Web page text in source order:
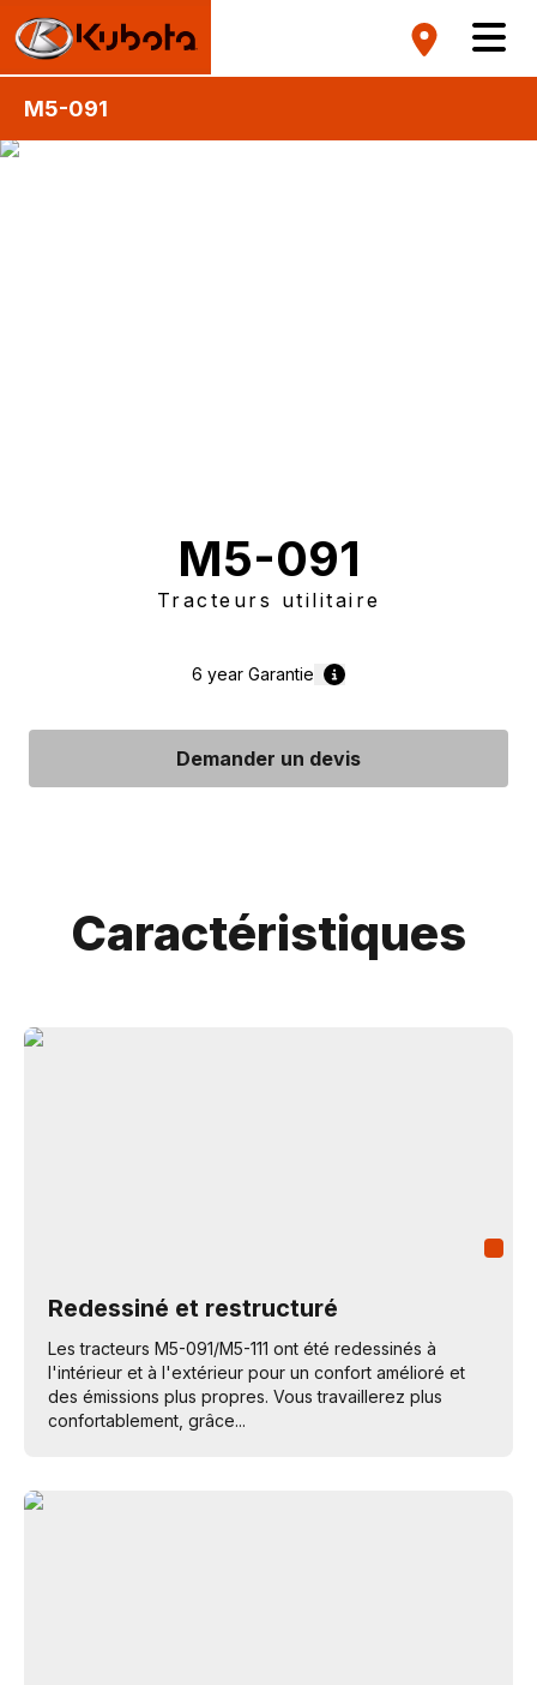
M5-091
M5-091
Tracteurs utilitaire
6 year Garantie
Demander un devis
Caractéristiques
Redessiné et restructuré
Les tracteurs M5-091/M5-111 ont été redessinés à
l'intérieur et à l'extérieur pour un confort amélioré et
des émissions plus propres. Vous travaillerez plus
confortablement, grâce...